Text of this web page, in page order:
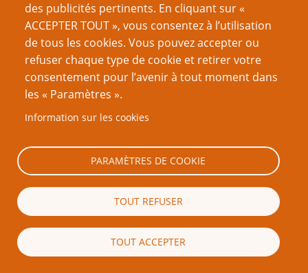
No votes yet
NdT : Pour plus d’information sur le sujet, l’auteur vous recommande
On the Humanitarian Theory of Punishmentde C.S. Lewis, réimprimé
dansGod in the Dock. si vous êtes intéressés par l’historique de la peine
en France, vous pouvez lire
NdT : Regardez l’épisode deStar Trek : The Next Generation
vitre avec un ballon ! Malheureusement pour l'intérêt de la série, il ne
purge jamais sa peine.
prison loi procès
Catégorie
des publicités pertinents. En cliquant sur «
ACCEPTER TOUT », vous consentez à l’utilisation
de tous les cookies. Vous pouvez accepter ou
refuser chaque type de cookie et retirer votre
consentement pour l’avenir à tout moment dans
les « Paramètres ».
Information sur les cookies
PARAMÈTRES DE COOKIE
TOUT REFUSER
TOUT ACCEPTER